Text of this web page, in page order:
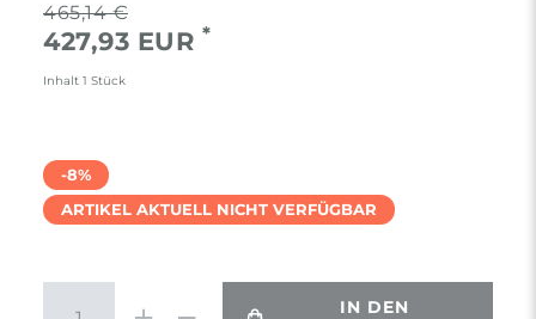
465,14 €
427,93 EUR *
Inhalt 1 Stück
-8%
ARTIKEL AKTUELL NICHT VERFÜGBAR
IN DEN